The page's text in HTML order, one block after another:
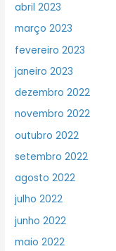
abril 2023
março 2023
fevereiro 2023
janeiro 2023
dezembro 2022
novembro 2022
outubro 2022
setembro 2022
agosto 2022
julho 2022
junho 2022
maio 2022